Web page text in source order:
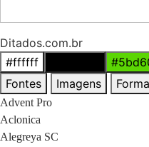
Ditados.com.br
#ffffff
Fontes
Imagens
Advent Pro
Aclonica
Alegreya SC